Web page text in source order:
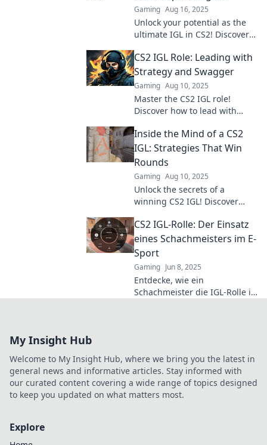
Gaming Aug 16, 2025
Unlock your potential as the
ultimate IGL in CS2! Discover
to lead your team to victory.
Dive in now!
CS2 IGL Role: Leading with
Strategy and Swagger
Gaming Aug 10, 2025
Master the CS2 IGL role!
Discover how to lead with
elevate your team's game and
dominate the competition.
Inside the Mind of a CS2
IGL: Strategies That Win
Rounds
Gaming Aug 10, 2025
Unlock the secrets of a
winning CS2 IGL! Discover
that transform your gameplay
and dominate the
competition.
CS2 IGL-Rolle: Der Einsatz
eines Schachmeisters im E-
Sport
Gaming Jun 8, 2025
Entdecke, wie ein
Schachmeister die IGL-Rolle in
My Insight Hub
Welcome to My Insight Hub, where we bring you the latest in
general news and informative articles. Stay informed with
our curated content covering a wide range of topics designed
to keep you updated on what matters most.
Explore